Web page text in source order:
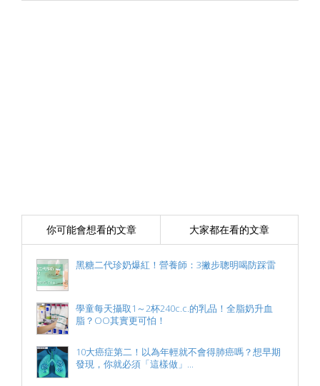
你可能會想看的文章 大家都在看的文章
黑糖二代珍奶爆紅！營養師：3撇步聰明喝防踩雷
學童每天攝取1～2杯240c.c.的乳品！全脂奶升血
脂？OO其實更可怕！
10大癌症第二！以為年輕就不會得肺癌嗎？想早期
發現，你就必須「這樣做」...